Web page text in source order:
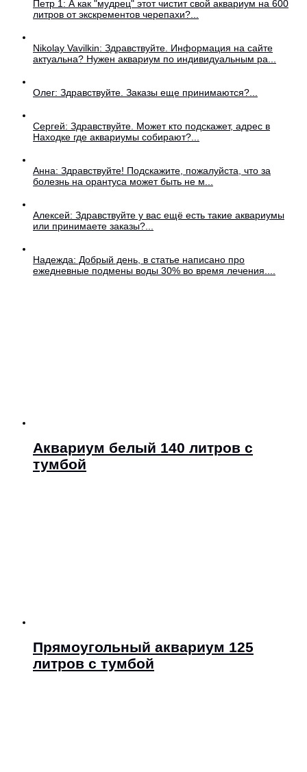
Петр 1: А как "мудрец" этот чистит свой аквариум на 600
литров от экскрементов черепахи?...
Nikolay Vavilkin: Здравствуйте. Информация на сайте
актуальна? Нужен аквариум по индивидуальным ра...
Олег: Здравствуйте. Заказы еще принимаются?...
Сергей: Здравствуйте. Может кто подскажет, адрес в
Находке где аквариумы собирают?...
Анна: Здравствуйте! Подскажите, пожалуйста, что за
болезнь на орантуса может быть не м...
Алексей: Здравствуйте у вас ещё есть такие аквариумы
или принимаете заказы?...
Надежда: Добрый день, в статье написано про
ежедневные подмены воды 30% во время лечения....
Аквариум белый 140 литров с
тумбой
Прямоугольный аквариум 125
литров с тумбой